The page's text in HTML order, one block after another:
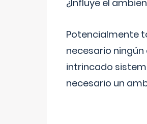
¿Influye el
Potencialmente
necesario
intrincado
necesario un